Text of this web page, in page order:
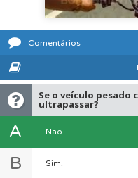
Comentários
Se o veículo pesado
ultrapassar?
A Não.
B Sim.